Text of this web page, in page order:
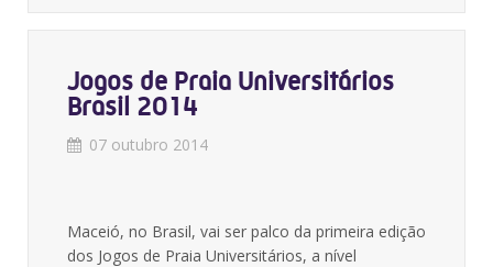
Jogos de Praia Universitários
Brasil 2014
07 outubro 2014
Maceió, no Brasil, vai ser palco da primeira edição
dos Jogos de Praia Universitários, a nível